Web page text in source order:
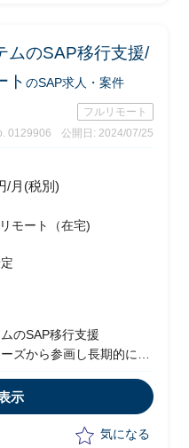
内で洗い出した大項目を
イクダウンを中心)
ル別の収益・費用管理単
新運用の見直し
ムのSAP移行支援/
ト のSAP求人・案件
フルリモート
0129906
公開日: 2024/07/25
/月(税別)
モート（在宅)
のSAP移行支援
ーズから参画し長期的に支
課題解決のため下記業務
ダーへの課題ヒアリン
示
気になる